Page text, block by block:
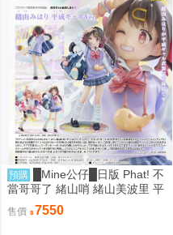
預購
█Mine公仔█日版 Phat! 不
當哥哥了 緒山哨 緒山美波里 平
成辣妹 1/6 PVC D9283
售價 7550